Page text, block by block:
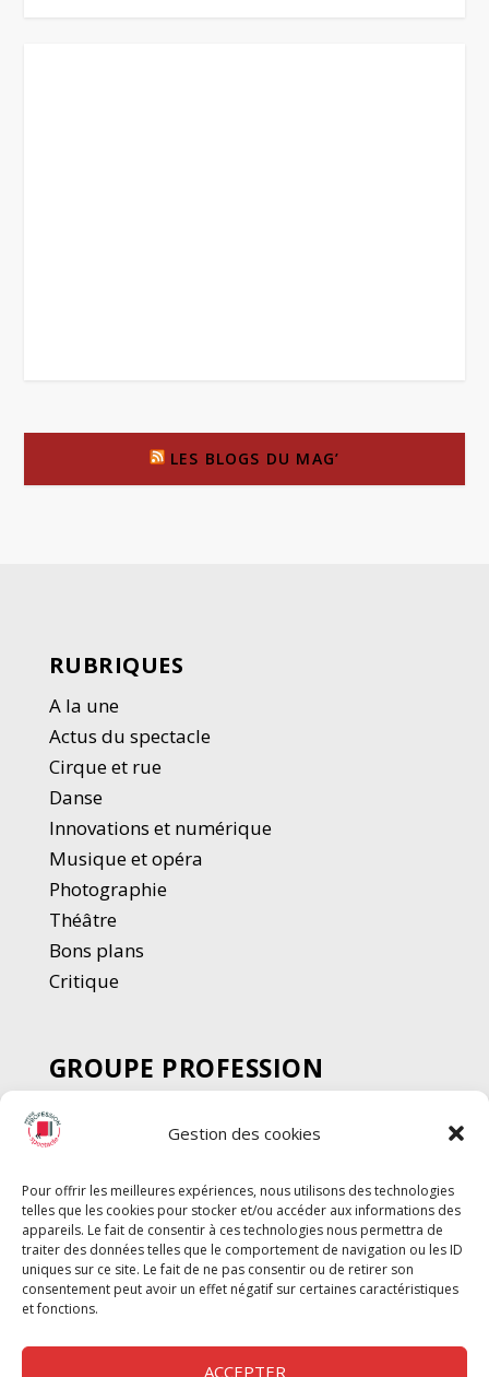
Gestion des cookies
Pour offrir les meilleures expériences, nous utilisons des technologies
telles que les cookies pour stocker et/ou accéder aux informations des
appareils. Le fait de consentir à ces technologies nous permettra de
traiter des données telles que le comportement de navigation ou les ID
uniques sur ce site. Le fait de ne pas consentir ou de retirer son
consentement peut avoir un effet négatif sur certaines caractéristiques
et fonctions.
ACCEPTER
LES BLOGS DU MAG’
RUBRIQUES
A la une
Actus du spectacle
Cirque et rue
Danse
Innovations et numérique
Musique et opéra
Photographie
Théâtre
Bons plans
Critique
GROUPE PROFESSION
SPECTACLE
Chèque Intermittents
Chèque Compta
Chèque Emploi Spectacle
G-Pods
Profession Audio-visuel